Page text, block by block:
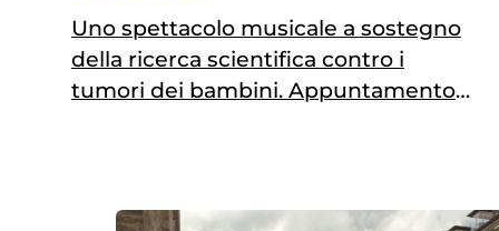
Uno spettacolo musicale a sostegno
della ricerca scientifica contro i
tumori dei bambini. Appuntamento